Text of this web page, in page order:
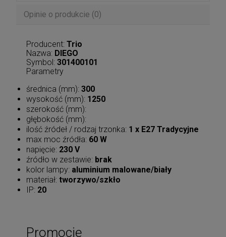
Opinie o produkcie (0)
Producent: Trio
Nazwa: DIEGO
Symbol: 301400101
Parametry
średnica (mm): 300
wysokość (mm): 1250
szerokość (mm):
głębokość (mm):
ilość źródeł / rodzaj trzonka: 1 x E27 Tradycyjne
max moc źródła: 60 W
napięcie: 230 V
źródło w zestawie: brak
kolor lampy: aluminium malowane/biały
materiał: tworzywo/szkło
IP: 20
Promocje